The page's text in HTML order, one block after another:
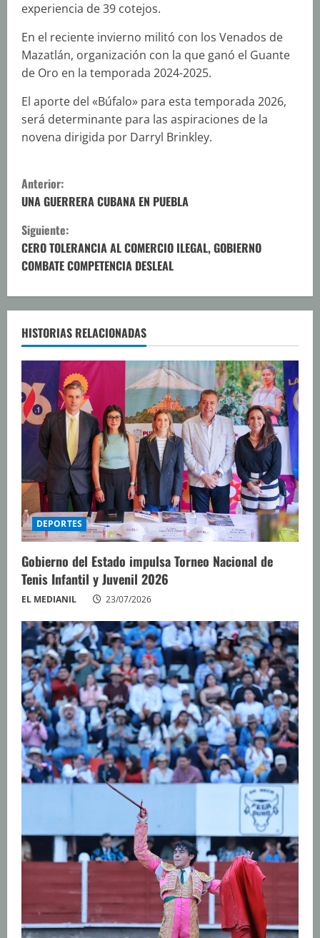
experiencia de 39 cotejos.
En el reciente invierno militó con los Venados de
Mazatlán, organización con la que ganó el Guante
de Oro en la temporada 2024-2025.
El aporte del «Búfalo» para esta temporada 2026,
será determinante para las aspiraciones de la
novena dirigida por Darryl Brinkley.
S
i
g
u
e
l
e
y
e
d
o
Anterior:
UNA GUERRERA CUBANA EN PUEBLA
Siguiente:
CERO TOLERANCIA AL COMERCIO ILEGAL, GOBIERNO
COMBATE COMPETENCIA DESLEAL
HISTORIAS RELACIONADAS
DEPORTES
Gobierno del Estado impulsa Torneo Nacional de
Tenis Infantil y Juvenil 2026
EL MEDIANIL 23/07/2026